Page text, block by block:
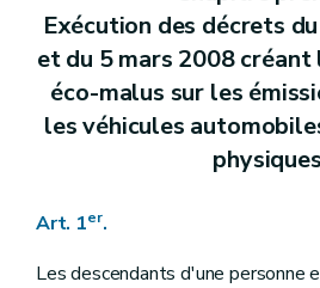
Exécution des décrets
et du 5 mars 2008
éco-malus sur les
les véhicules
physiques
Art. 1er.
Les descendants d'une personne